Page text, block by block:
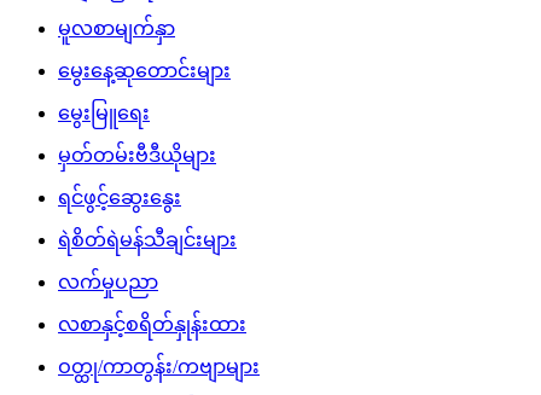
မူလစာမျက်နှာ
မွေးနေ့ဆုတောင်းများ
မွေးမြူရေး
မှတ်တမ်းဗီဒီယိုများ
ရင်ဖွင့်ဆွေးနွေး
ရဲစိတ်ရဲမန်သီချင်းများ
လက်မှုပညာ
လစာနှင့်စရိတ်နှုန်းထား
ဝတ္ထု/ကာတွန်း/ကဗျာများ